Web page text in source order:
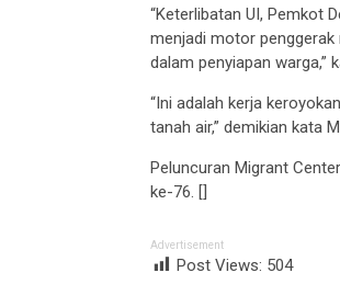
“Keterlibatan UI, Pemkot
menjadi motor
dalam penyiapan warga,”
“Ini adalah kerja
tanah air,” demikian kata
Peluncuran Migrant
ke-76. []
Advertisement
Post Views: 504